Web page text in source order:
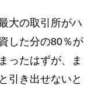
大の取引所がハ
した分の80％が
ったはずが、ま
引き出せないと